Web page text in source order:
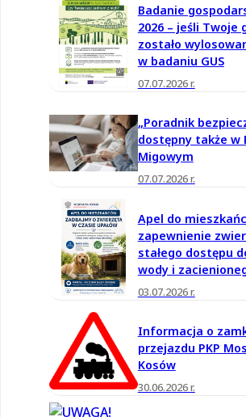
Badanie
2026 – jeśli Twoje
zostało
w badaniu GUS
07.07.2026 r.
„Poradnik
dostępny także w
Migowym
07.07.2026 r.
Apel do
zapewnienie
stałego dostępu
wody i
03.07.2026 r.
Informacja o
przejazdu PKP
Kosów
30.06.2026 r.